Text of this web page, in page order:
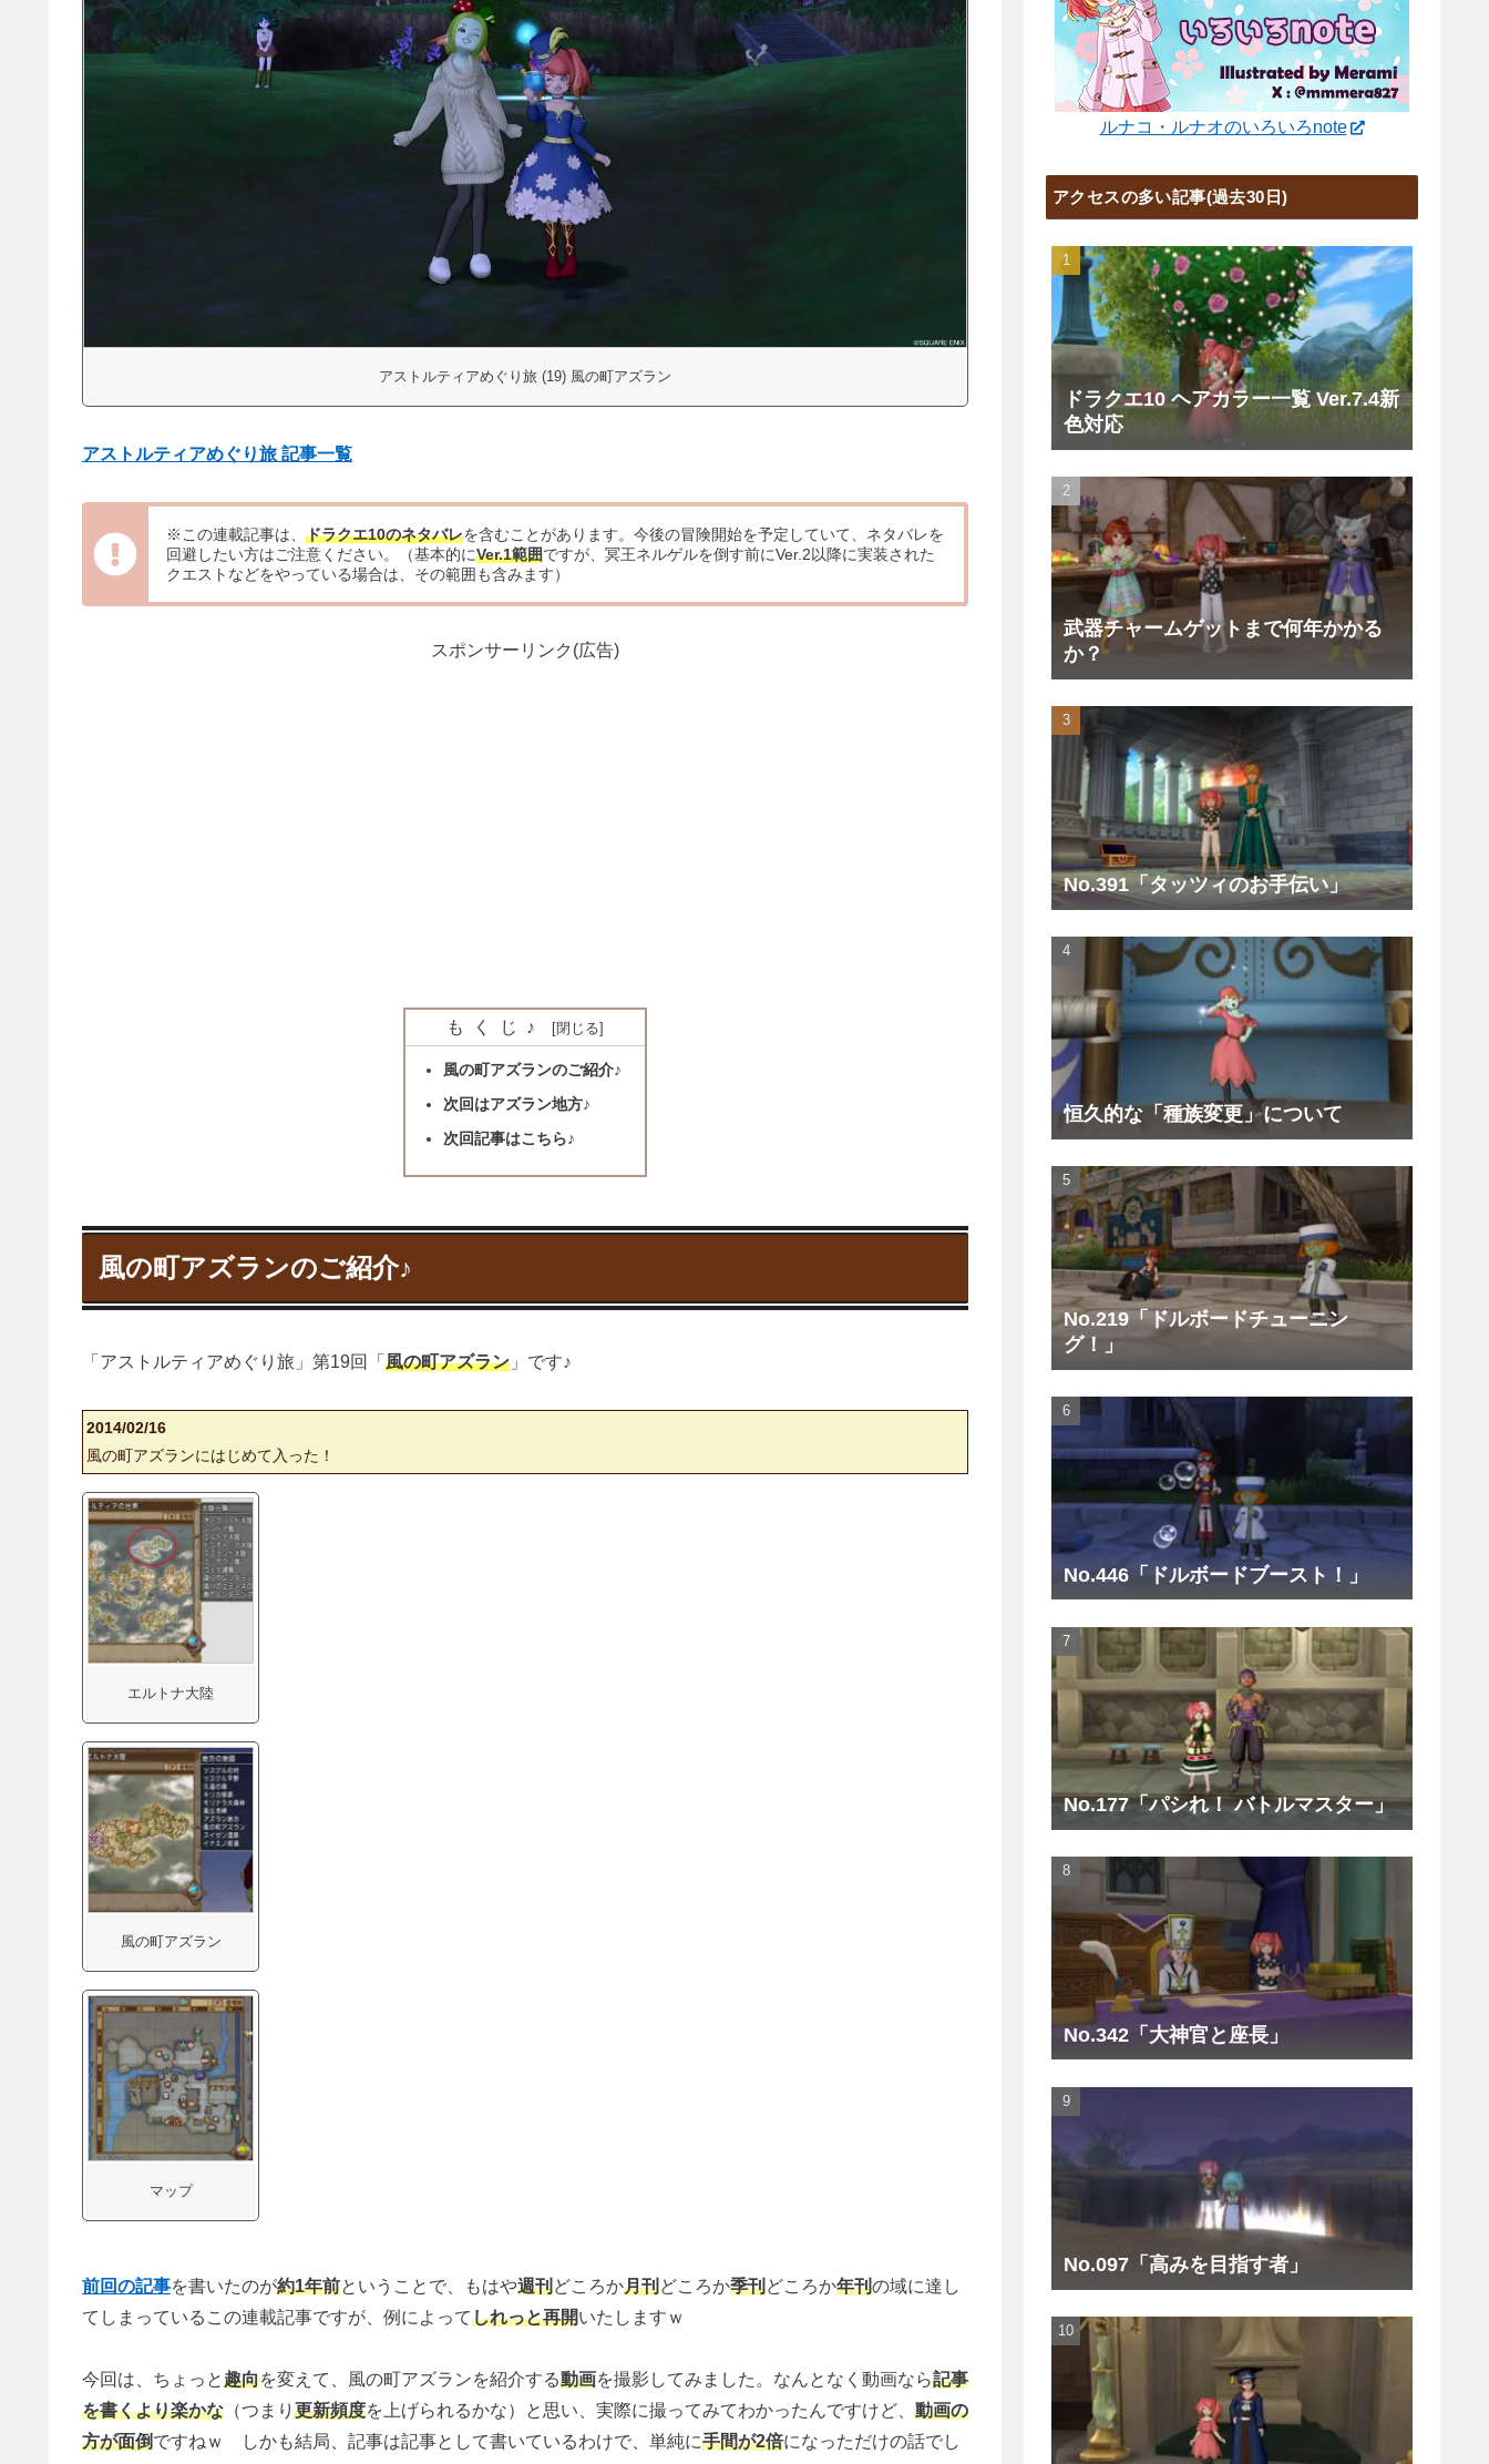
アストルティアめぐり旅 (19) 風の町アズラン
アストルティアめぐり旅 記事一覧
※この連載記事は、 ドラクエ10のネタバレを含むことがあります。今後の冒険開始を予定していて、ネタバレを
回避したい方はご注意ください。（基本的にVer.1範囲ですが、冥王ネルゲルを倒す前にVer.2以降に実装された
クエストなどをやっている場合は、その範囲も含みます）
スポンサーリンク(広告)
もくじ♪
風の町アズランのご紹介♪
次回はアズラン地方♪
次回記事はこちら♪
風の町アズランのご紹介♪
「アストルティアめぐり旅」第19回「 風の町アズラン 」です♪
2014/02/16
風の町アズランにはじめて入った！
エルトナ大陸
風の町アズラン
マップ
前回の記事を書いたのが約1年前ということで、もはや週刊どころか月刊どころか季刊どころか年刊の域に達し
てしまっているこの連載記事ですが、例によってしれっと再開いたしますｗ
今回は、ちょっと趣向を変えて、風の町アズランを紹介する動画を撮影してみました。なんとなく動画なら記事
を書くより楽かな （つまり 更新頻度を上げられるかな）と思い、実際に撮ってみてわかったんですけど、 動画の
方が面倒ですねｗ しかも結局、記事は記事として書いているわけで、単純に手間が2倍になっただけの話でし
ルナコ・ルナオのいろいろnote
アクセスの多い記事(過去30日)
ドラクエ10 ヘアカラー一覧 Ver.7.4新
色対応
武器チャームゲットまで何年かかる
か？
No.391「タッツィのお手伝い」
恒久的な「種族変更」について
No.219「ドルボードチューニン
グ！」
No.446「ドルボードブースト！」
No.177「パシれ！ バトルマスター」
No.342「大神官と座長」
No.097「高みを目指す者」